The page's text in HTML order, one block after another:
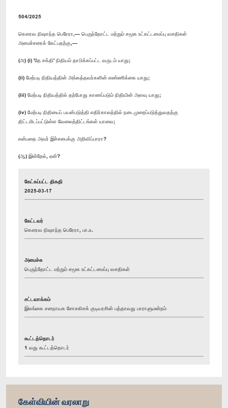
504/2025
கௌரவ நிஷாந்த பெரேரா,— பெருந்தோட்ட மற்றும் சமூக உட்கட்டமைப்பு வசதிகள்
அமைச்சரைக் கேட்பதற்கு,—
(அ) (i) 'தே சக்தி' நிதியம் தாபிக்கப்பட்ட வருடம் யாது;
(ii) மேற்படி நிதியத்தின் அங்கத்தவர்களின் எண்ணிக்கை யாது;
(iii) மேற்படி நிதியத்தில் தற்போது காணப்படும் நிதியின் அளவு யாது;
(iv) மேற்படி நிதியைப் பயன்படுத்தி எதிர்காலத்தில் நடைமுறைப்படுத்துவதற்கு
திட்டமிடப்பட்டுள்ள வேலைத்திட்டங்கள் யாவை;
என்பதை அவர் இச்சபைக்கு அறிவிப்பாரா?
(ஆ) இன்றேல், ஏன்?
கேட்கப்பட்ட திகதி
2025-03-17
கேட்டவர்
கௌரவ நிஷாந்த பெரேரா, பா.உ.
அமைச்சு
பெருந்தோட்ட மற்றும் சமூக உட்கட்டமைப்பு வசதிகள்
சட்டவாக்கம்
இலங்கை சனநாயக சோசலிசக் குடியரசின் பத்தாவது பாராளுமன்றம்
கூட்டத்தொடர்
1 வது கூட்டத்தொடர்
கேள்வியின் வரலாறு